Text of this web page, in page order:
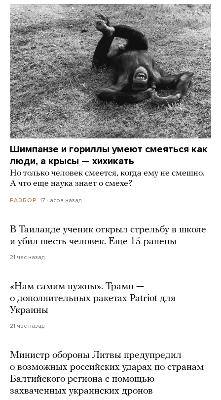
Шимпанзе и гориллы умеют смеяться как
люди, а крысы — хихикать
Но только человек смеется, когда ему не смешно.
А что еще наука знает о смехе?
РАЗБОР 17 часов назад
В Таиланде ученик открыл стрельбу в школе
и убил шесть человек. Еще 15 ранены
21 час назад
«Нам самим нужны». Трамп —
о дополнительных ракетах Patriot для
Украины
21 час назад
Министр обороны Литвы предупредил
о возможных российских ударах по странам
Балтийского региона с помощью
захваченных украинских дронов